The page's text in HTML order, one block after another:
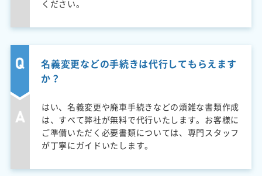
ください。
名義変更などの手続きは代行してもらえます
か？
はい、名義変更や廃車手続きなどの煩雑な書類作成
は、すべて弊社が無料で代行いたします。お客様に
ご準備いただく必要書類については、専門スタッフ
が丁寧にガイドいたします。